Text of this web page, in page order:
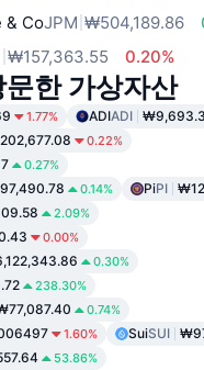
& CoJPM ₩504,189.86
₩157,363.55 0.20%
한 가상자산
1.77% ADIADI
0.22%
0.27%
0.14% PiPI
2.09%
0.00%
0.30%
238.30%
0.74%
1.60% SuiSUI
53.86%